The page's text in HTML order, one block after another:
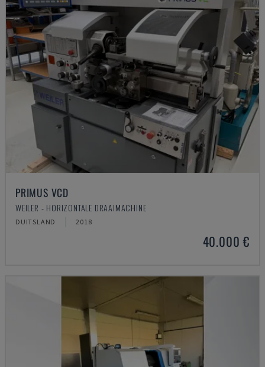
PRIMUS VCD
WEILER - HORIZONTALE DRAAIMACHINE
DUITSLAND 2018
40.000 €